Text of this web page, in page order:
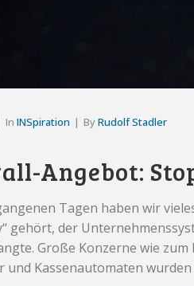
In INSpiration ByRudolf Stadler
Angebot:
Tagen haben wir
gehört, der
Große Konzerne wie
und Kassenautomaten wurden